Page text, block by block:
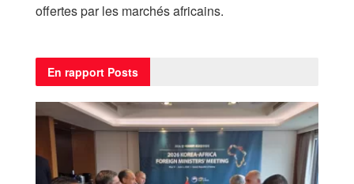
offertes par les marchés africains.
En rapport Posts